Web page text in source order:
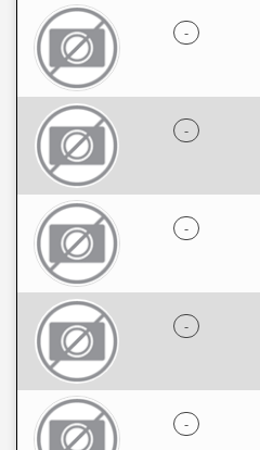
-
-
-
-
-